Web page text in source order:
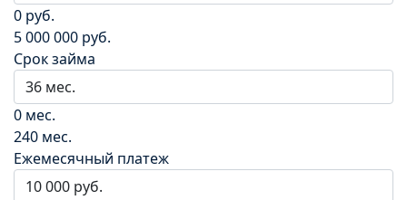
0 руб.
5 000 000 руб.
Срок займа
0 мес.
240 мес.
Ежемесячный платеж